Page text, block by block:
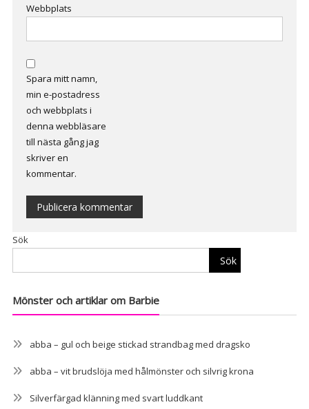
Webbplats
Spara mitt namn,
min e-postadress
och webbplats i
denna webbläsare
till nästa gång jag
skriver en
kommentar.
Sök
Sök
Mönster och artiklar om Barbie
abba – gul och beige stickad strandbag med dragsko
abba – vit brudslöja med hålmönster och silvrig krona
Silverfärgad klänning med svart luddkant